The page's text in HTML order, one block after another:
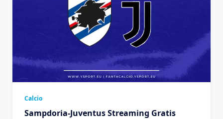
Calcio
Sampdoria-Juventus Streaming Gratis